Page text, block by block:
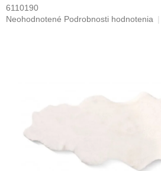
6110190
Priemerné
Neohodnotené Podrobnosti hodnotenia